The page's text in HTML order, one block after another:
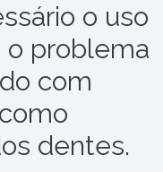
o uso
o problema
com
dentes.